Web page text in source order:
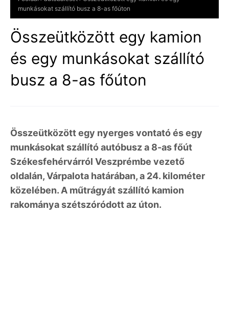
munkásokat szállító busz a 8-as főúton
Összeütközött egy kamion
és egy munkásokat szállító
busz a 8-as főúton
Összeütközött egy nyerges vontató és egy
munkásokat szállító autóbusz a 8-as főút
Székesfehérvárról Veszprémbe vezető
oldalán, Várpalota határában, a 24. kilométer
közelében. A műtrágyát szállító kamion
rakománya szétszóródott az úton.